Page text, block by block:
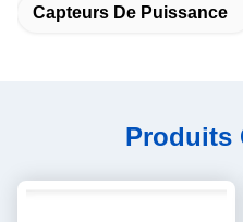
Capteurs De Puissance
Produits